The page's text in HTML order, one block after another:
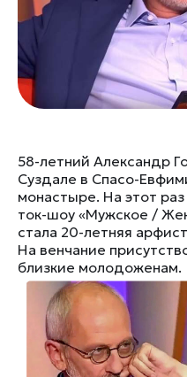
58-летний Александр
Суздале в Спасо-
монастыре. На этот
ток-шоу «Мужское /
стала 20-летняя
На венчание
близкие молодоженам.